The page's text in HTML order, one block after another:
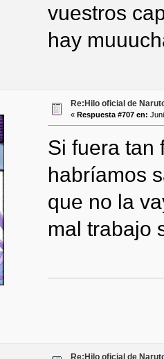
vuestros
hay
Re:Hilo oficial de
« Respuesta #707 en:
Si fuera tan
habríamos
que no la
mal trabajo
Re:Hilo oficial de